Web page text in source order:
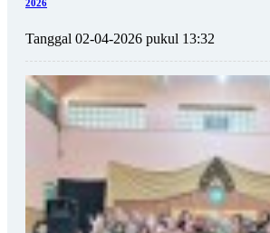
2026
Tanggal 02-04-2026 pukul 13:32